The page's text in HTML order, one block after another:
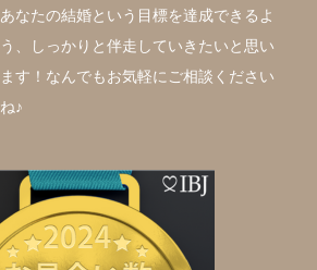
あなたの結婚という目標を達成できるよ
う、しっかりと伴走していきたいと思い
ます！なんでもお気軽にご相談ください
ね♪